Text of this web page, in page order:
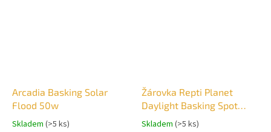
Arcadia Basking Solar
Flood 50w
Skladem (>5 ks)
Žárovka Repti Planet
Daylight Basking Spot
100W
Skladem (>5 ks)